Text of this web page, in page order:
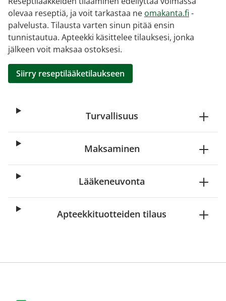
olevaa reseptiä, ja voit tarkastaa ne omakanta.fi -
palvelusta. Tilausta varten sinun pitää ensin
tunnistautua. Apteekki käsittelee tilauksesi, jonka
jälkeen voit maksaa ostoksesi.
Siirry reseptilääketilaukseen
Turvallisuus
Maksaminen
Lääkeneuvonta
Apteekkituotteiden tilaus